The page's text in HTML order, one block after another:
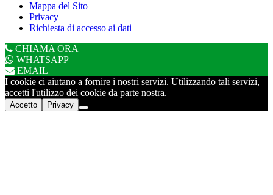
Mappa del Sito
Privacy
Richiesta di accesso ai dati
CHIAMA ORA
WHATSAPP
EMAIL
I cookie ci aiutano a fornire i nostri servizi. Utilizzando tali servizi,
accetti l'utilizzo dei cookie da parte nostra.
Accetto Privacy